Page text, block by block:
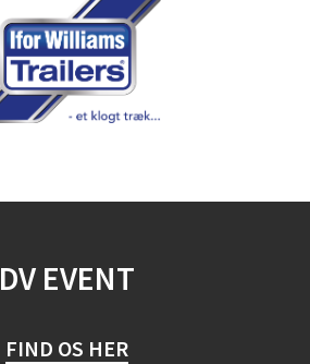
DV EVENT
FIND OS HER